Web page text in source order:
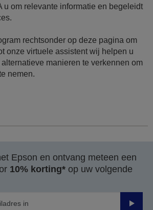
u om relevante informatie en begeleidt
rechtsonder op deze pagina om
onze virtuele assistent wij helpen u
manieren te verkennen om
nemen.
Epson en ontvang meteen een
10% korting* op uw volgende